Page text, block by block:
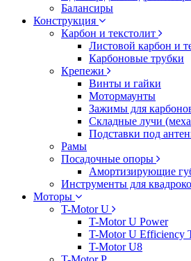
Балансиры
Конструкция
Карбон и текстолит
Листовой карбон и
Карбоновые трубки
Крепежи
Винты и гайки
Мотормаунты
Зажимы для
Складные лучи
Подставки под
Рамы
Посадочные опоры
Амортизирующие
Инструменты для
Моторы
T-Motor U
T-Motor U Power
T-Motor U Efficiency
T-Motor U8